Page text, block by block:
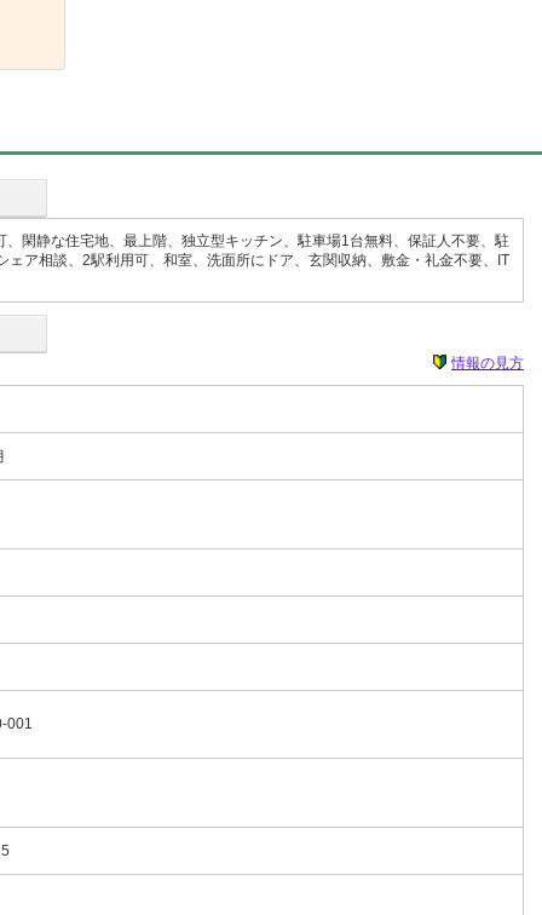
閑静な住宅地、最上階、独立型キッチン、駐車場1台無料、保証人不要、駐
ア相談、2駅利用可、和室、洗面所にドア、玄関収納、敷金・礼金不要、IT
情報の見方
001